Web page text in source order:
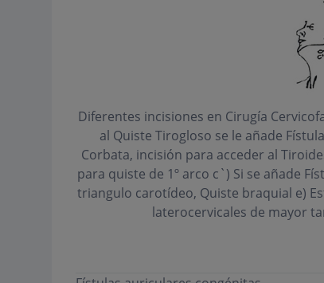
Diferentes incisiones en Cirugía
al Quiste Tirogloso se le añade
Corbata, incisión para acceder al
para quiste de 1º arco c`) Si se añade
triangulo carotídeo, Quiste braquial e)
laterocervicales de mayor